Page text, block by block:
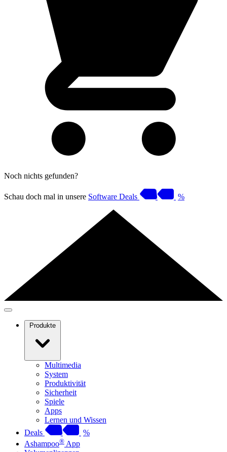
Noch nichts gefunden?
Schau doch mal in unsere Software Deals %
Produkte
Multimedia
System
Produktivität
Sicherheit
Spiele
Apps
Lernen und Wissen
Deals
%
Ashampoo® App